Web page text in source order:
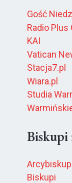
Gość
Radio Plus
KAI
Vatican
Stacja7.pl
Wiara.pl
Studia
Biskupi
Biskupi